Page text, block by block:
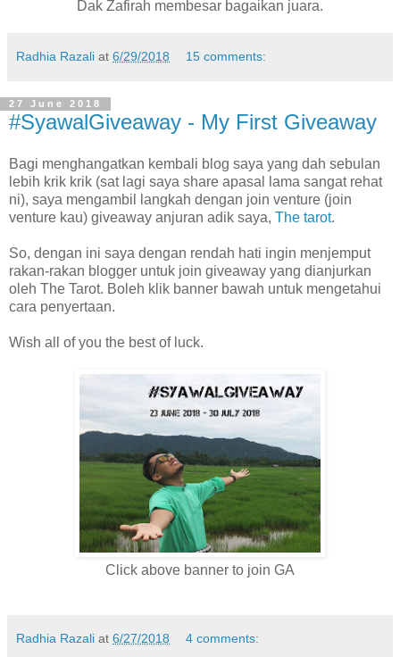
Dak Zafirah membesar bagaikan juara.
Radhia Razali at 6/29/2018 15 comments:
27 June 2018
#SyawalGiveaway - My First Giveaway
Bagi menghangatkan kembali blog saya yang dah sebulan
lebih krik krik (sat lagi saya share apasal lama sangat rehat
ni), saya mengambil langkah dengan join venture (join
venture kau) giveaway anjuran adik saya, The tarot.
So, dengan ini saya dengan rendah hati ingin menjemput
rakan-rakan blogger untuk join giveaway yang dianjurkan
oleh The Tarot. Boleh klik banner bawah untuk mengetahui
cara penyertaan.
Wish all of you the best of luck.
Click above banner to join GA
Radhia Razali at 6/27/2018 4 comments: